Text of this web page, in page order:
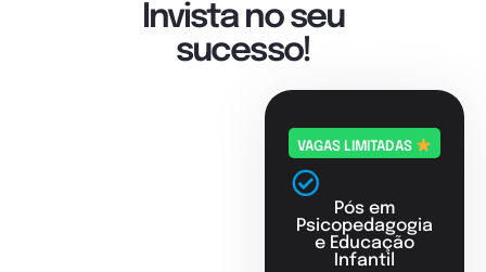
Invista no seu
sucesso!
VAGAS LIMITADAS
Pós em
Psicopedagogia
e Educação
Infantil